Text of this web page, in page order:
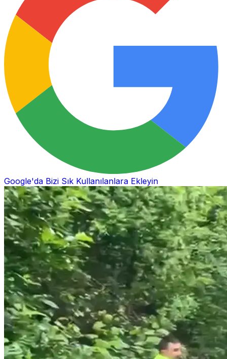
Google'da Bizi Sık Kullanılanlara Ekleyin